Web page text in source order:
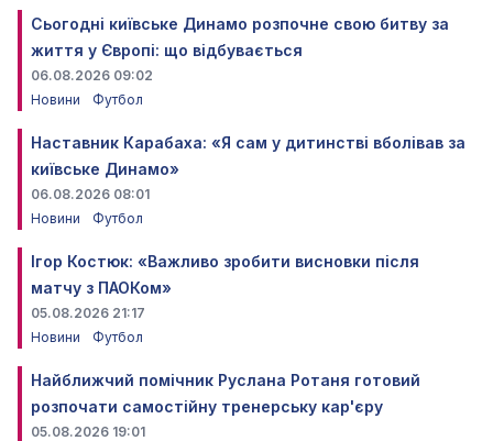
Сьогодні київське Динамо розпочне свою битву за
життя у Європі: що відбувається
06.08.2026 09:02
Новини
Футбол
Наставник Карабаха: «Я сам у дитинстві вболівав за
київське Динамо»
06.08.2026 08:01
Новини
Футбол
Ігор Костюк: «Важливо зробити висновки після
матчу з ПАОКом»
05.08.2026 21:17
Новини
Футбол
Найближчий помічник Руслана Ротаня готовий
розпочати самостійну тренерську кар'єру
05.08.2026 19:01